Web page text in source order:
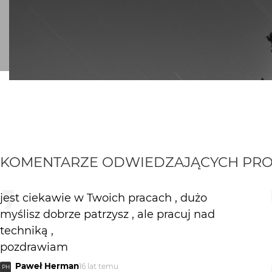
KOMENTARZE ODWIEDZAJĄCYCH
jest ciekawie w Twoich pracach , dużo
myślisz dobrze patrzysz , ale pracuj nad
techniką ,
pozdrawiam
PH Paweł Herman16 lat temu